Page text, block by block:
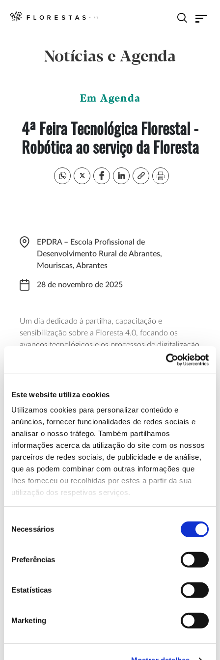
Este website utiliza cookies
Utilizamos cookies para personalizar conteúdo e
anúncios, fornecer funcionalidades de redes sociais e
analisar o nosso tráfego. Também partilhamos
informações acerca da utilização do site com os nossos
parceiros de redes sociais, de publicidade e de análise,
que as podem combinar com outras informações que
lhes forneceu ou recolhidas por estes a partir da sua
utilização dos respetivos serviços.
Necessários
Preferências
Estatísticas
Marketing
Notícias e Agenda
Em Agenda
4ª Feira Tecnológica Florestal -
Robótica ao serviço da Floresta
EPDRA – Escola Profissional de
Desenvolvimento Rural de Abrantes,
Mouriscas, Abrantes
28 de novembro de 2025
Um dia dedicado à partilha, capacitação e
sensibilização sobre a Floresta 4.0, focando os
avanços tecnológicos e os processos de digitalização
que têm vindo a transformar os métodos aplicados
será dedicada à partilha de conhecimento. Após o
tecnológicas. Para participar é necessária inscrição.
Saber mais
13.07.2026
Genoma do priolo e de outras espécies em risco:
conhecer para conservar
02.07.2026
Registar galhas de Trichi em acácia-das-espigas:
cidadãos chamados a ajudar